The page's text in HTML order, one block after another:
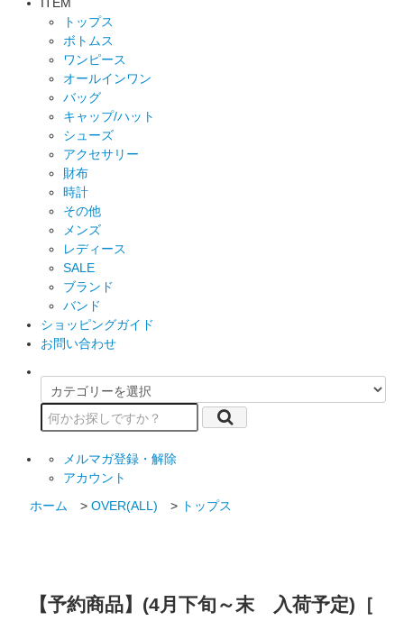
トップス
ボトムス
ワンピース
オールインワン
バッグ
キャップ/ハット
シューズ
アクセサリー
財布
時計
その他
メンズ
レディース
SALE
ブランド
バンド
ショッピングガイド
お問い合わせ
メルマガ登録・解除
アカウント
ホーム
>OVER(ALL) > トップス
【予約商品】(4月下旬～末 入荷予定)［